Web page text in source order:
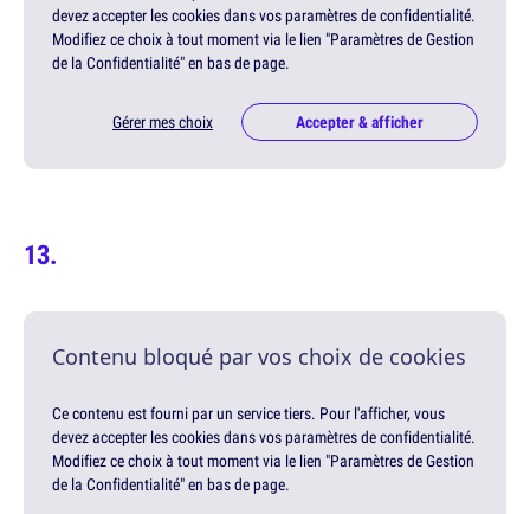
devez accepter les cookies dans vos paramètres de confidentialité.
Modifiez ce choix à tout moment via le lien "Paramètres de Gestion
de la Confidentialité" en bas de page.
Gérer mes choix Accepter & afficher
Contenu bloqué par vos choix de cookies
Ce contenu est fourni par un service tiers. Pour l'afficher, vous
devez accepter les cookies dans vos paramètres de confidentialité.
Modifiez ce choix à tout moment via le lien "Paramètres de Gestion
de la Confidentialité" en bas de page.